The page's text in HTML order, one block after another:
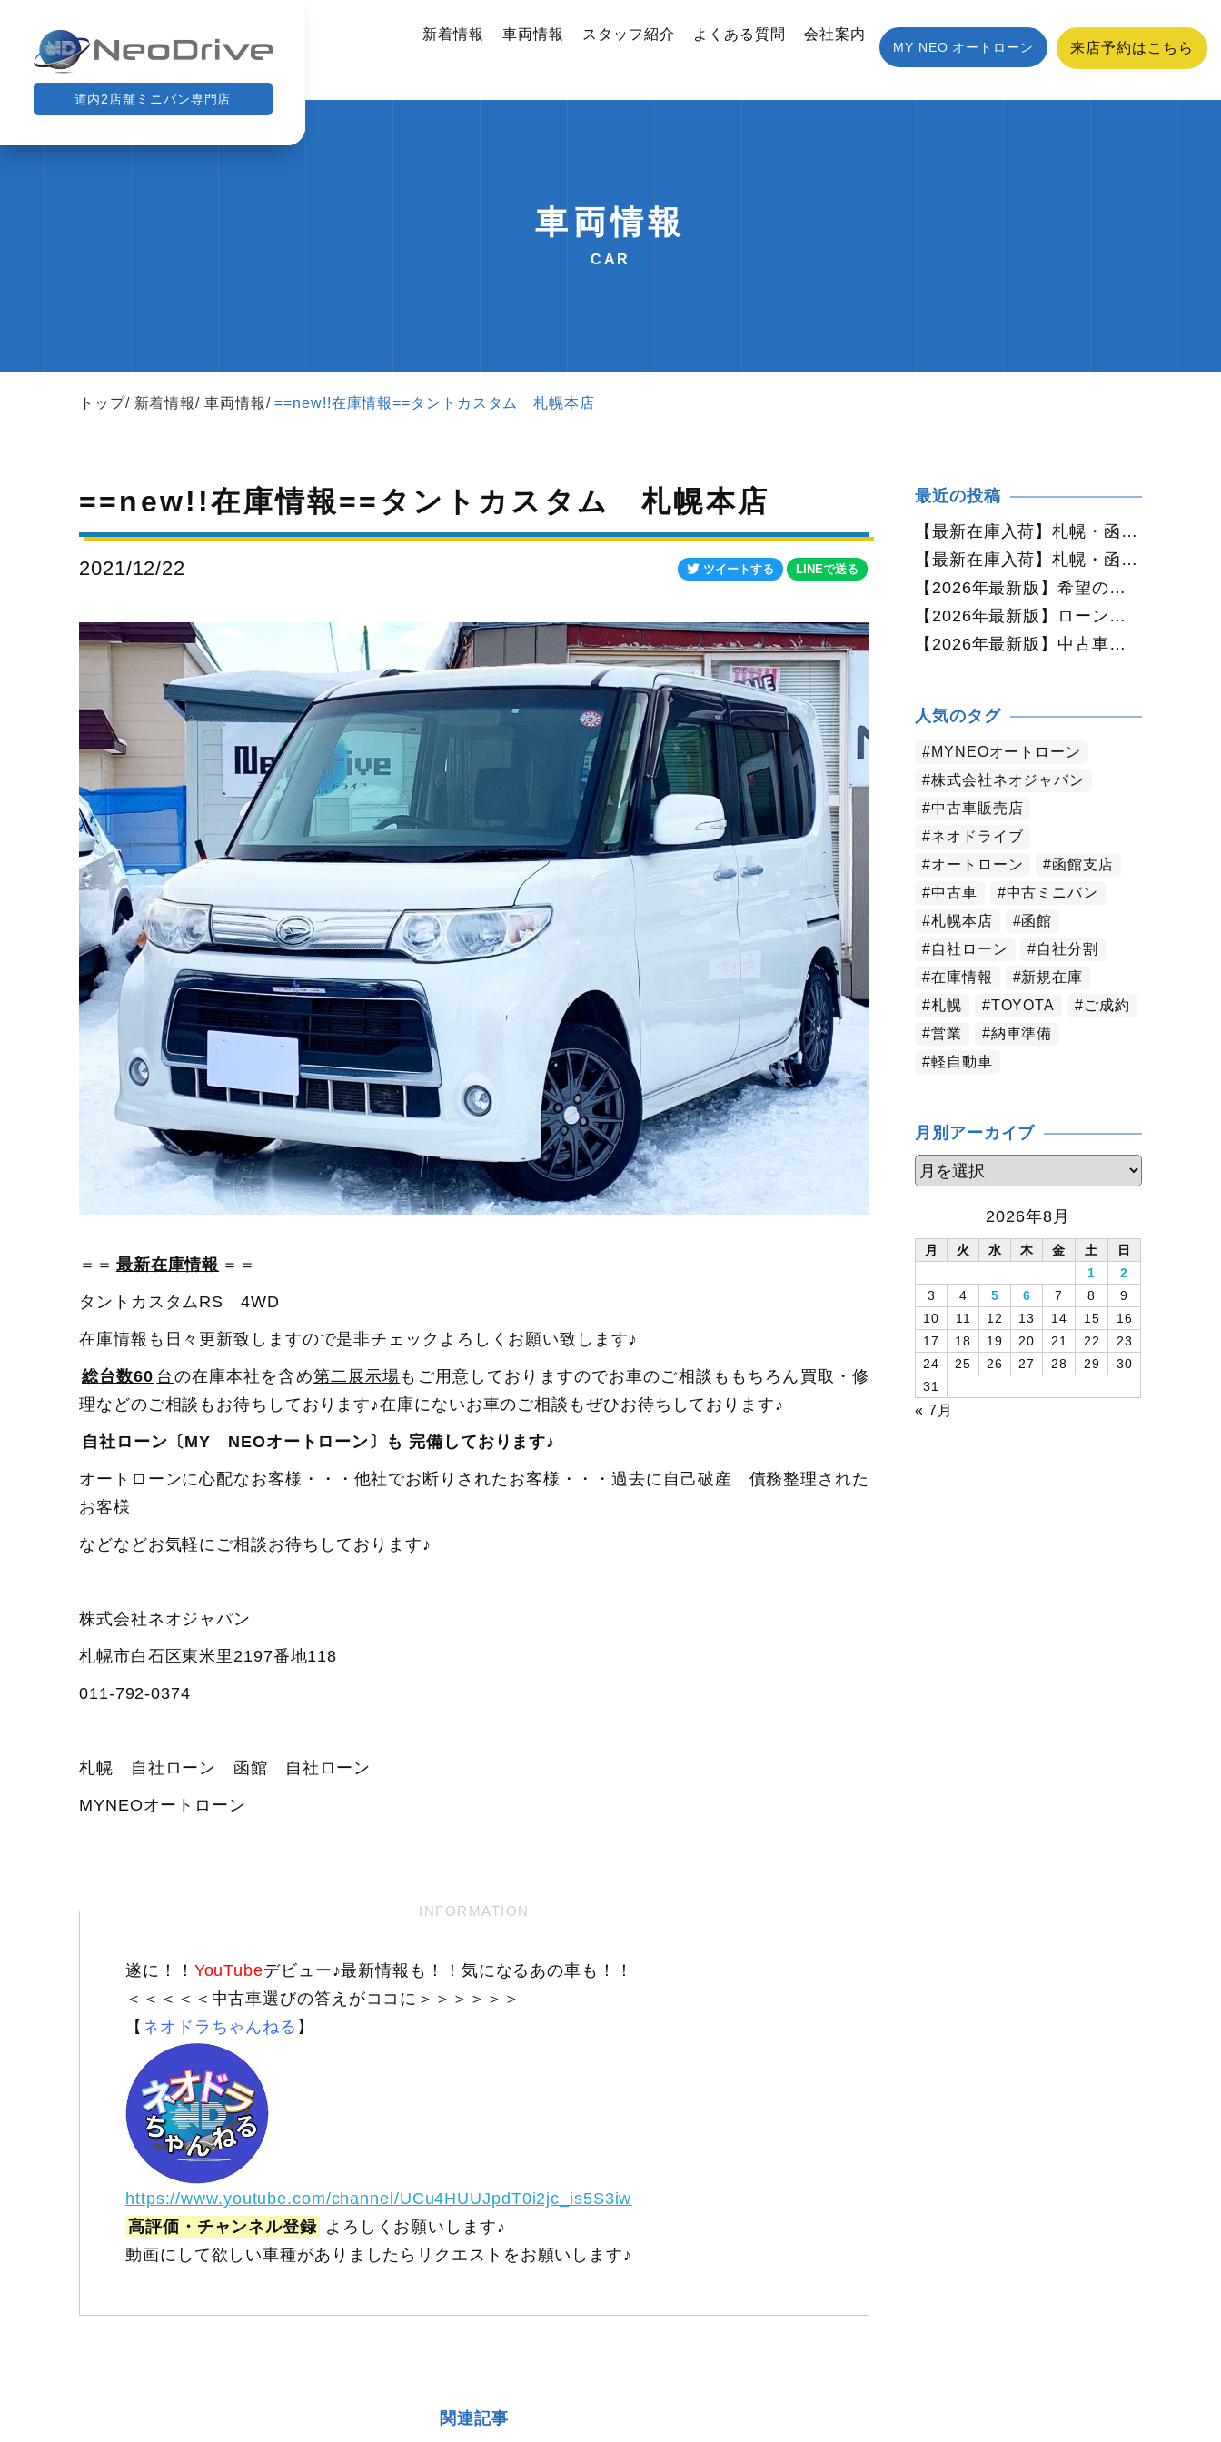
道内2店舗ミニバン専門店
新着情報 車両情報 スタッフ紹介 よくある質問 会社案内
MY NEO オートローン 来店予約はこちら
車両情報
CAR
トップ 新着情報 車両情報 ==new!!在庫情報==タントカスタム 札幌本店
==new!!在庫情報==タントカスタム 札幌本店
2021/12/22 ツイートする LINEで送る
＝＝ 最新在庫情報 ＝＝
タントカスタムRS 4WD
在庫情報も日々更新致しますので是非チェックよろしくお願い致します♪
総台数60 台 の在庫本社を含め第二展示場 もご用意しておりますのでお車のご相談ももちろん買取・修
理などのご相談もお待ちしております♪在庫にないお車のご相談もぜひお待ちしております♪
自社ローン〔MY NEOオートローン〕も 完備しております♪
オートローンに心配なお客様・・・他社でお断りされたお客様・・・過去に自己破産 債務整理された
お客様
などなどお気軽にご相談お待ちしております♪
株式会社ネオジャパン
札幌市白石区東米里2197番地118
011‐792‐0374
札幌 自社ローン 函館 自社ローン
MYNEOオートローン
遂に！！ YouTubeデビュー♪最新情報も！！気になるあの車も！！
＜＜＜＜＜中古車選びの答えがココに＞＞＞＞＞＞
【 ネオドラちゃんねる 】
https://www.youtube.com/channel/UCu4HUUJpdT0i2jc_is5S3iw
高評価・チャンネル登録 よろしくお願いします♪
動画にして欲しい車種がありましたらリクエストをお願いします♪
関連記事
最近の投稿
【最新在庫入荷】札幌・函館で人気の中古車が続々入庫中｜早い者勝ち！【ダイハツ ミラココア660プラスX 4WD】
【最新在庫入荷】札幌・函館で人気の中古車が続々入庫中｜早い者勝ち！【ホンダ N-BOX660カスタムG Lパッケージ 4WD】
【2026年最新版】希望の中古車が見つからない方へ｜ネオカーオーダーで理想の一台を全国からお探しします
【2026年最新版】ローンに不安がある方へ｜ネオドライブローンの窓口で新しいカーライフをサポート
【2026年最新版】中古車購入でよくある質問20選｜初めての方でも失敗しない完全ガイド【札幌・北海道対応】
人気のタグ
MYNEOオートローン
株式会社ネオジャパン
中古車販売店
ネオドライブ
オートローン
函館支店
中古車
中古ミニバン
札幌本店
函館
自社ローン
自社分割
在庫情報
新規在庫
札幌
TOYOTA
ご成約
営業
納車準備
軽自動車
月別アーカイブ
2026年8月
月 火 水 木 金 土
日
1
2
3
4 5 6 7 8
9
10
11 12 13 14 15
16
17
18 19 20 21 22
23
24
25 26 27 28 29
30
31
« 7月